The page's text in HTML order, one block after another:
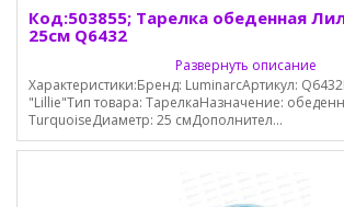
Код:503855; Тарелка обеденная
25см Q6432
Развернуть описание
Характеристики:Бренд: LuminarcАртикул:
"Lillie"Тип товара: ТарелкаНазначение:
TurquoiseДиаметр: 25 смДополнител...